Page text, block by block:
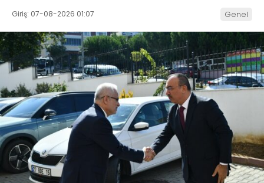
Giriş: 07-08-2026 01:07 Genel